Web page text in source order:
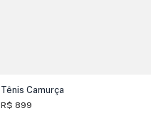
Tênis Camurça
R$ 899